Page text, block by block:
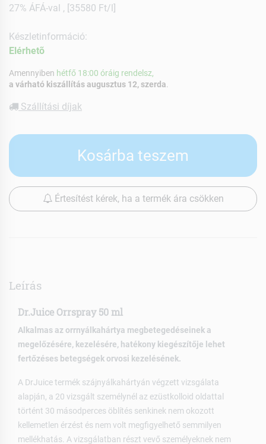
27% ÁFÁ-val , [35580 Ft/l]
Készletinformáció:
Elérhetõ
Amennyiben hétfő 18:00 óráig rendelsz,
a várható kiszállítás augusztus 12, szerda
Szállítási díjak
Kosárba teszem
Értesítést kérek, ha a termék ára csökken
Leírás
Dr.Juice Orrspray 50 ml
Alkalmas az orrnyálkahártya megbetegedéseinek a
megelőzésére, kezelésére, hatékony kiegészítője lehet
fertőzéses betegségek orvosi kezelésének.
A DrJuice termék szájnyálkahártyán végzett vizsgálata
alapján, a 20 vizsgált személynél az ezüstkolloid oldattal
történt 30 másodperces öblítés senkinek nem okozott
kellemetlen érzést és nem volt megfigyelhető semmilyen
mellékhatás. A vizsgálatban részt vevő személyeknek nem